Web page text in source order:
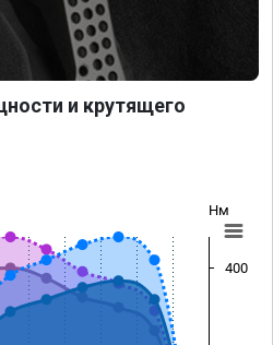
и крутящего
Нм
400